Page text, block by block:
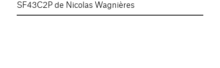
SF43C2P de Nicolas Wagnières